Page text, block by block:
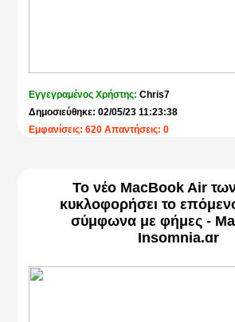
Εγγεγραμένος Χρήστης:Chris7
Δημοσιεύθηκε: 02/05/23 11:23:38
Εμφανίσεις: 620 Απαντήσεις: 0
Το νέο MacBook Air
κυκλοφορήσει το
σύμφωνα με φήμες -
Insomnia.gr